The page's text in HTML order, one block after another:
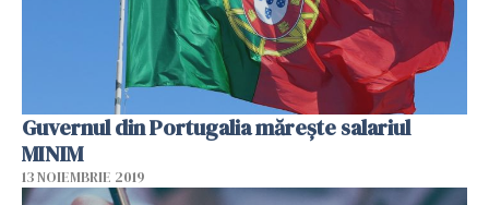
Guvernul din Portugalia mărește salariul
MINIM
13 NOIEMBRIE 2019